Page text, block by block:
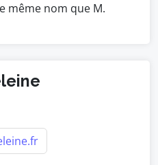
même nom que M.